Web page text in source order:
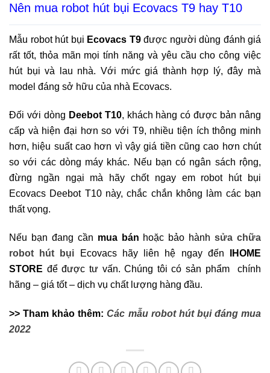
Nên mua robot hút bụi Ecovacs T9 hay T10
Mẫu robot hút bụi Ecovacs T9được người dùng đánh giá
rất tốt, thỏa mãn mọi tính năng và yêu cầu cho công việc
hút bụi và lau nhà. Với mức giá thành hợp lý, đây mà
model đáng sở hữu của nhà Ecovacs.
Đối với dòng Deebot T10, khách hàng có được bản nâng
cấp và hiện đại hơn so với T9, nhiều tiện ích thông minh
hơn, hiệu suất cao hơn vì vậy giá tiền cũng cao hơn chút
so với các dòng máy khác. Nếu bạn có ngân sách rộng,
đừng ngần ngại mà hãy chốt ngay em robot hút bụi
Ecovacs Deebot T10 này, chắc chắn không làm các bạn
thất vọng.
Nếu bạn đang cần mua bán hoặc bảo hànhsửa chữa
robot hút bụi Ecovacs hãy liên hệ ngay đến IHOME
STORE để được tư vấn. Chúng tôi có sản phẩm chính
hãng – giá tốt – dịch vụ chất lượng hàng đầu.
>> Tham khảo thêm:Các mẫu robot hút bụi đáng mua
2022